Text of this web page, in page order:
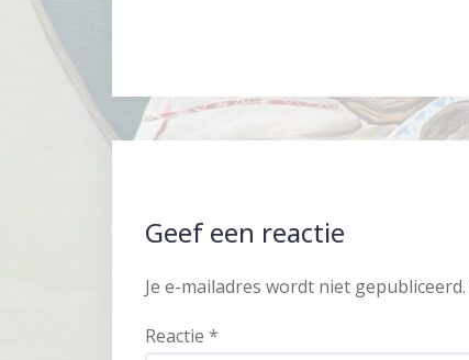
Geef een reactie
Je e-mailadres wordt niet gepubliceerd.
Reactie *